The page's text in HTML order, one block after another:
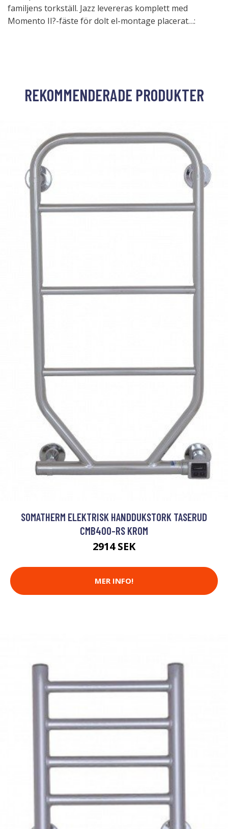
familjens torkställ. Jazz levereras komplett med
Momento II?-fäste för dolt el-montage placerat…:
REKOMMENDERADE PRODUKTER
SOMATHERM ELEKTRISK HANDDUKSTORK TASERUD
CMB400-RS KROM
2914 SEK
MER INFO!